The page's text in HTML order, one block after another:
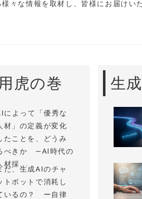
々な情報を取材し、皆様にお届けい
虎の巻
によって「優秀な
材」の定義が変化
たことを、どうみ
べきか —AI時代の
材採...
だ、生成AIのチャ
トボットで消耗し
いるの？ ー自律
生